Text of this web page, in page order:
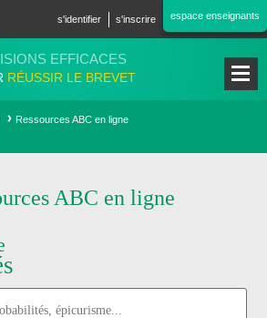
s'identifier s'inscrire espace enseignants
EFFICACES
RÉUSSIR LE BREVET
Ressources ABC en ligne
ABC en ligne